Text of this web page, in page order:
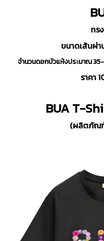
ทร
ขนาดเส้นผ่า
จำนวนดอกบัวแห้งประมาณ
ราคา
BUA T-
(ผลิตภัณ